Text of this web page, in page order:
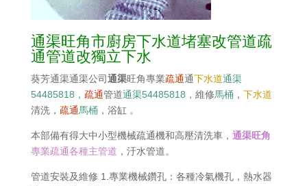
通渠旺角市廚房下水道堵塞改管道疏
通管道改獨立下水
葵芳通渠通渠公司通渠旺角專業疏通通下水道通渠
54485818， 疏通管道通渠54485818， 維修馬桶 ， 下水道
清洗， 疏通馬桶 ，浴缸 。
本部備有得大中小型機械疏通機和高壓清洗車， 通渠旺角
專業疏通各種主管道 ，汙水管道。
管道安裝及維修 1.專業機械鑽孔：各種冷氣機孔，熱水器